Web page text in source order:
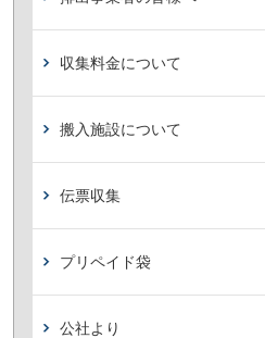
収集料金について
搬入施設について
伝票収集
プリペイド袋
公社より